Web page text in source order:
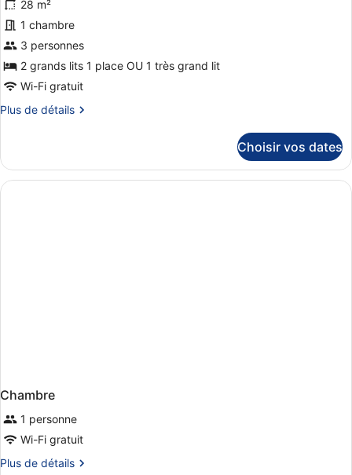
Majestueuse,
balcon
pour
ce
type
de
chambre :
Chambre
balcon
28 m²
1 chambre
3 personnes
2 grands lits 1 place OU 1 très grand lit
Wi-Fi gratuit
Plus de détails
Plus
le
type
de
Choisir vos dates
Chambre
1 personne
Wi-Fi gratuit
Plus de détails
Plus